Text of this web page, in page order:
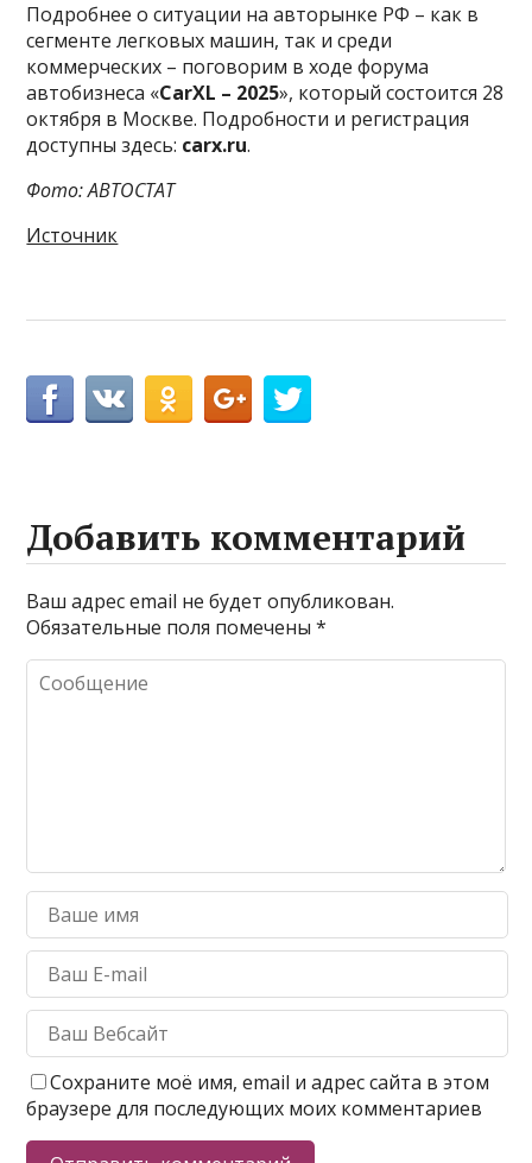
Подробнее о ситуации на авторынке РФ – как в
сегменте легковых машин, так и среди
коммерческих – поговорим в ходе форума
автобизнеса «CarXL – 2025», который состоится 28
октября в Москве. Подробности и регистрация
доступны здесь: carx.ru.
Фото: АВТОСТАТ
Источник
Добавить комментарий
Ваш адрес email не будет опубликован.
Обязательные поля помечены*
Сохраните моё имя, email и адрес сайта в этом
браузере для последующих моих комментариев